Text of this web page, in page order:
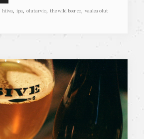
hiiva, ipa, olutarvio, the wild beer co, vaalea olut